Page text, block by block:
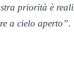
priorità è
a cielo aperto”.